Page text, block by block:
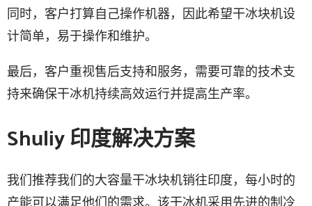
同时，客户打算自己操作机器，因此希望干冰块机设
计简单，易于操作和维护。
最后，客户重视售后支持和服务，需要可靠的技术支
持来确保干冰机持续高效运行并提高生产率。
Shuliy 印度解决方案
我们推荐我们的大容量干冰块机销往印度，每小时的
产能可以满足他们的需求。该干冰机采用先进的制冷